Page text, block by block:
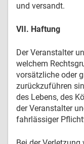
und versandt.
VII. Haftung
Der Veranstalter
welchem
vorsätzliche oder
zurückzuführen
des Lebens, des
der Veranstalter
fahrlässiger